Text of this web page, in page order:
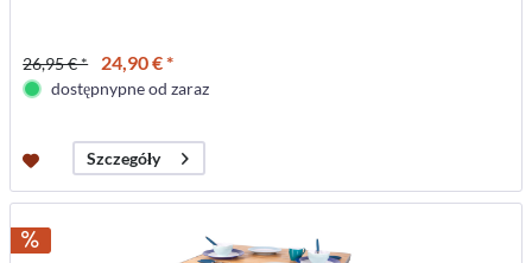
26,95 € * 24,90 € *
dostępnypne od zaraz
Szczegóły